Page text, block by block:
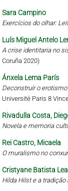
Sara Campino
Exercícios do olhar:
Luís Miguel Antelo
A crise identitaria no
Coruña 2020)
Ánxela Lema París
Deconstruír o
Université Paris 8
Rivadulla Costa,
Novela e memoria
Rei Castro, Micaela
O muralismo no
Cristyane Batista Leal
Hilda Hilst e a